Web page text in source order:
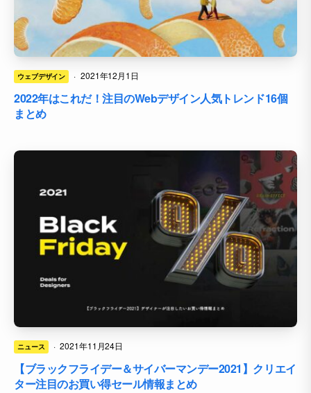
ウェブデザイン · 2021年12月1日
2022年はこれだ！注目のWebデザイン人気トレンド16個
まとめ
ニュース · 2021年11月24日
【ブラックフライデー＆サイバーマンデー2021】クリエイ
ター注目のお買い得セール情報まとめ